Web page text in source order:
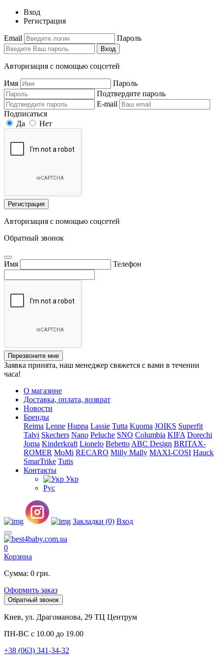
Вход
Регистрация
Email Пароль
Вход
Авторизация с помощью соцсетей
Имя
Пароль
Подтвердите пароль
E-mail
Подписаться
Да
Нет
Регистрация
Авторизация с помощью соцсетей
Обратный звонок
Имя Телефон
Перезвоните мне
Заявка принята, наш менеджер свяжется с вами в течении
часа!
О магазине
Доставка, оплата, возврат
Новости
Бренды
Reima Lenne Huppa Lassie Tutta Kuoma JOIKS Superfit
Talvi Skechers Nano Peluche SNO Columbia KIFA Dorechi
Joma Kinderkraft Lionelo Bebetto ABC Design BRITAX-
ROMER MoMi RECARO Milly Mally MAXI-COSI Hauck
SmarTrike Tutis
Контакты
Укр
Рус
Закладки (0) Вход
0
Корзина
Сумма: 0 грн.
Оформить заказ
Обратный звонок
Киев, ул. Драгоманова, 29 ТЦ Центрум
ПН-ВС с 10.00 до 19.00
+38 (063) 341-34-32